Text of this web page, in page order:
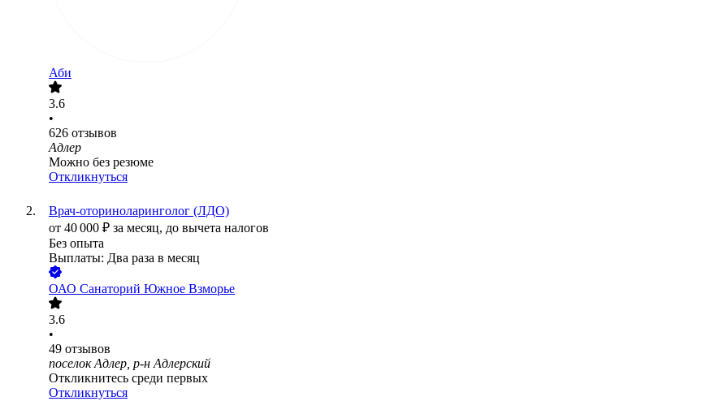
Аби
3.6
•
626 отзывов
Адлер
Можно без резюме
Откликнуться
Врач-оториноларинголог (ЛДО)
от 40 000 ₽ за месяц, до вычета налогов
Без опыта
Выплаты: Два раза в месяц
ОАО Санаторий Южное Взморье
3.6
•
49 отзывов
поселок Адлер, р-н Адлерский
Откликнитесь среди первых
Откликнуться